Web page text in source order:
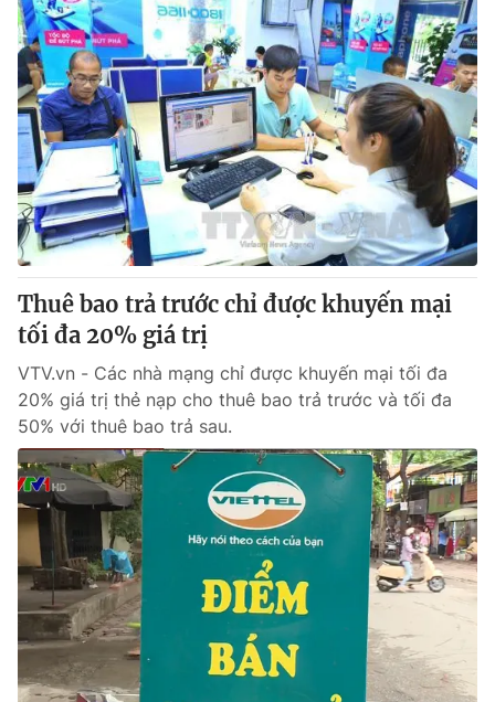
Thuê bao trả trước chỉ được khuyến mại
tối đa 20% giá trị
VTV.vn - Các nhà mạng chỉ được khuyến mại tối đa
20% giá trị thẻ nạp cho thuê bao trả trước và tối đa
50% với thuê bao trả sau.